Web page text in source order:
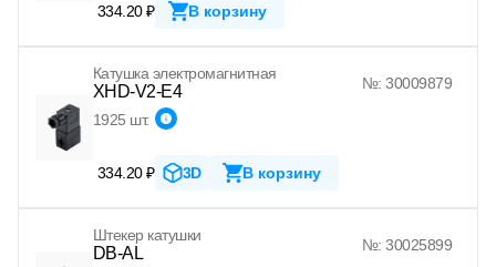
334.20 ₽ В корзину
Катушка электромагнитная
XHD-V2-E4 №: 30009879
1925 шт.
334.20 ₽ 3D В корзину
Штекер катушки
DB-AL
№: 30025899